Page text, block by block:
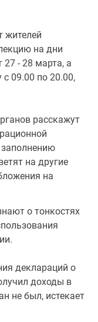
жителей
на дни
- 28 марта, а
с 09.00 по 20.00,
расскажут
на другие
на
о тонкостях
деклараций о
доходы в
не был, истекает